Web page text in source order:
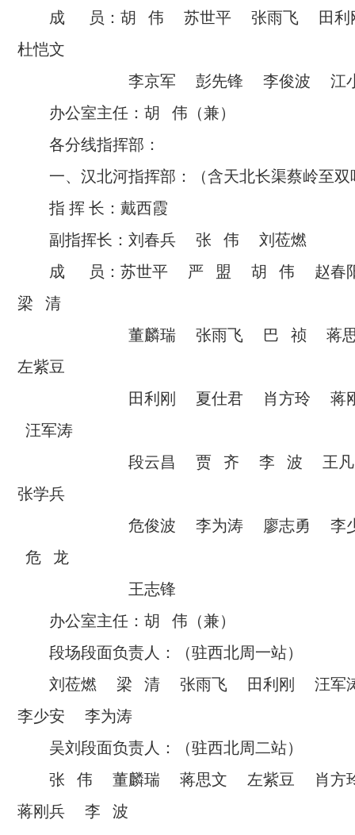
成 员：胡 伟 苏世平 张雨飞 田
杜恺文
李京军 彭先锋 李俊波 江
办公室主任：胡 伟（兼）
各分线指挥部：
一、汉北河指挥部：（含天北长渠蔡岭至双
指 挥 长：戴西霞
副指挥长：刘春兵 张 伟 刘莅燃
成 员：苏世平 严 盟 胡 伟 赵
梁 清
董麟瑞 张雨飞 巴 祯 蒋
左紫豆
田利刚 夏仕君 肖方玲 蒋刚
汪军涛
段云昌 贾 齐 李 波 王凡
张学兵
危俊波 李为涛 廖志勇 李少
危 龙
王志锋
办公室主任：胡 伟（兼）
段场段面负责人：（驻西北周一站）
刘莅燃 梁 清 张雨飞 田利刚 汪
李少安 李为涛
吴刘段面负责人：（驻西北周二站）
张 伟 董麟瑞 蒋思文 左紫豆 肖
蒋刚兵 李 波